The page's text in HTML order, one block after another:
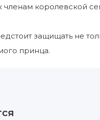
членам королевской
защищать не
принца.